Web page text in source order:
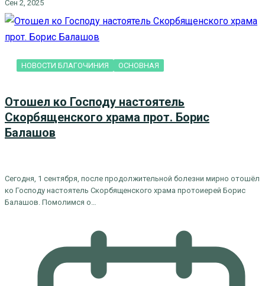
Сен 2, 2025
НОВОСТИ БЛАГОЧИНИЯ ОСНОВНАЯ
Отошел ко Господу настоятель
Скорбященского храма прот. Борис
Балашов
Сегодня, 1 сентября, после продолжительной болезни мирно отошёл
ко Господу настоятель Скорбященского храма протоиерей Борис
Балашов. Помолимся о…